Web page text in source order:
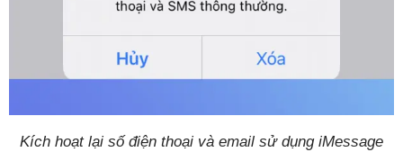
Kích hoạt lại số điện thoại và email sử dụng iMessage